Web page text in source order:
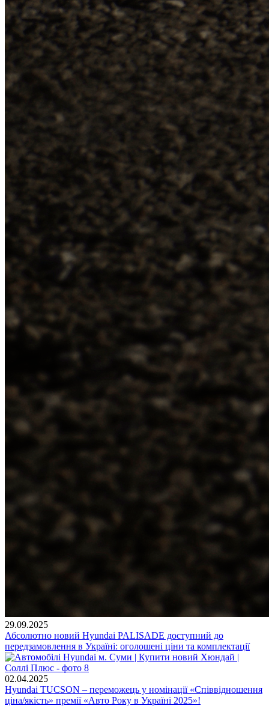
29.09.2025
Абсолютно новий Hyundai PALISADE доступний до
передзамовлення в Україні: оголошені ціни та комплектації
02.04.2025
Hyundai TUCSON – переможець у номінації «Співвідношення
ціна/якість» премії «Авто Року в Україні 2025»!